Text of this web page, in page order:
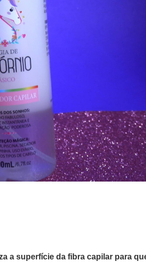
a superfície da fibra capilar para